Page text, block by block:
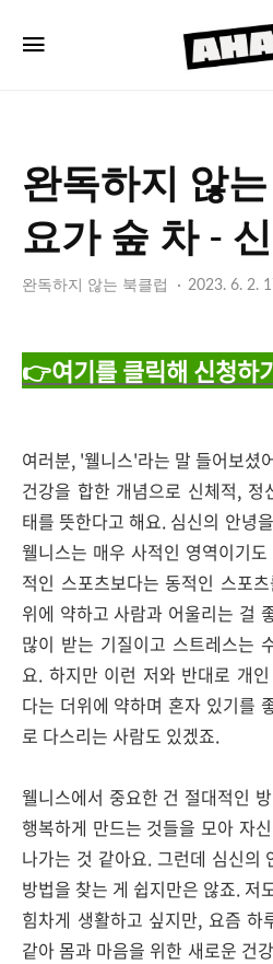
아
하
완독하지 않
요가 숲 차 -
완독하지 않는 북클럽 2023. 6. 2.
👉여기를 클릭해 신청하
여러분, '웰니스'라는 말 들어보셨
건강을 합한 개념으로 신체적, 정
태를 뜻한다고 해요. 심신의 안녕
웰니스는 매우 사적인 영역이기
적인 스포츠보다는 동적인 스포
위에 약하고 사람과 어울리는 걸
많이 받는 기질이고 스트레스는
요. 하지만 이런 저와 반대로 개
다는 더위에 약하며 혼자 있기를
로 다스리는 사람도 있겠죠.
웰니스에서 중요한 건 절대적인
행복하게 만드는 것들을 모아 자
나가는 것 같아요. 그런데 심신의
방법을 찾는 게 쉽지만은 않죠. 저
힘차게 생활하고 싶지만, 요즘 하
같아 몸과 마음을 위한 새로운 건